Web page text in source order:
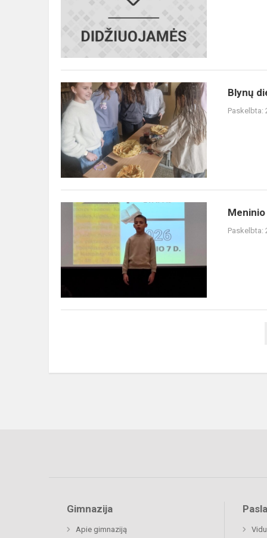
Blynų
diena
Blynų
Paskelbta:
Meninio
žodžio
konkursas
Paskelbta:
Gimnazija
Apie gimnaziją